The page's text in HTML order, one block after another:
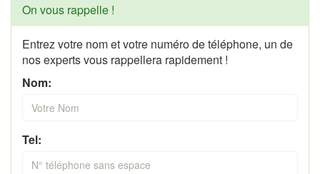
On vous rappelle !
Entrez votre nom et votre numéro de téléphone, un de
nos experts vous rappellera rapidement !
Nom:
Tel: